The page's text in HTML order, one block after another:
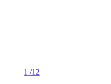
1 /12